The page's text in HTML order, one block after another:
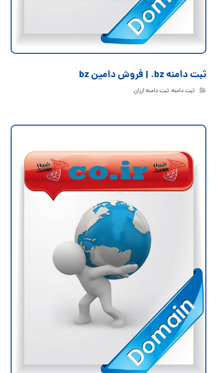
ثبت دامنه bz. | فروش دامین bz
ثبت دامنه, ثبت دامنه ارزان